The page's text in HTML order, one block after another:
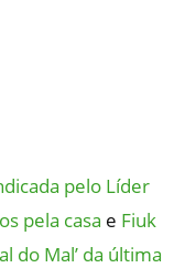
pelo Líder
pela casa e Fiuk
do Mal’ da última